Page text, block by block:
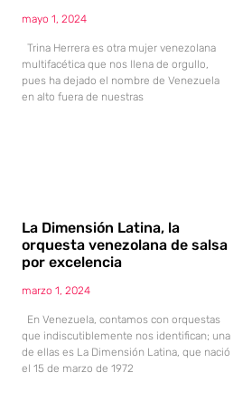
mayo 1, 2024
Trina Herrera es otra mujer venezolana
multifacética que nos llena de orgullo,
pues ha dejado el nombre de Venezuela
en alto fuera de nuestras
La Dimensión Latina, la
orquesta venezolana de salsa
por excelencia
marzo 1, 2024
En Venezuela, contamos con orquestas
que indiscutiblemente nos identifican; una
de ellas es La Dimensión Latina, que nació
el 15 de marzo de 1972